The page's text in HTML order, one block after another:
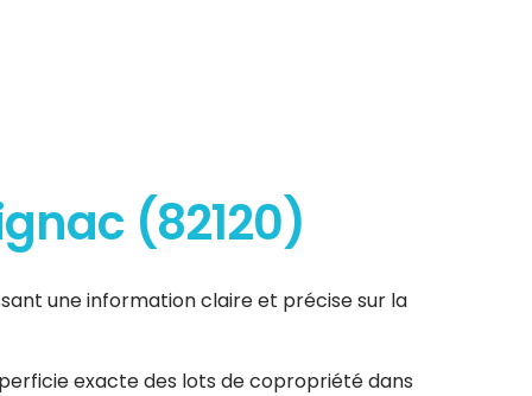
(82120)
une information claire et précise sur la
exacte des lots de copropriété dans